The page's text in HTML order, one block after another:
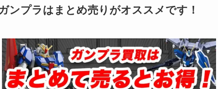
ンプラはまとめ売りがオススメです！